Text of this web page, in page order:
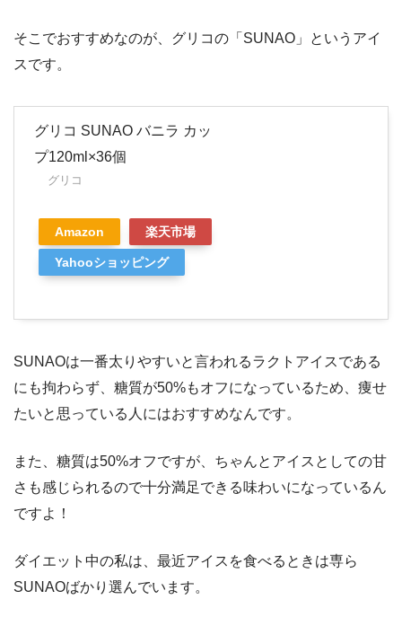
そこでおすすめなのが、グリコの「SUNAO」というアイ
スです。
グリコ SUNAO バニラ カッ
プ120ml×36個
グリコ
Amazon 楽天市場
Yahooショッピング
SUNAOは一番太りやすいと言われるラクトアイスである
にも拘わらず、糖質が50%もオフになっているため、痩せ
たいと思っている人にはおすすめなんです。
また、糖質は50%オフですが、ちゃんとアイスとしての甘
さも感じられるので十分満足できる味わいになっているん
ですよ！
ダイエット中の私は、最近アイスを食べるときは専ら
SUNAOばかり選んでいます。